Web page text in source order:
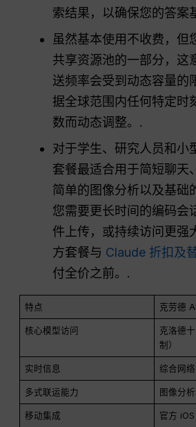
索结果，以确保您的答案
虽然基本使用不收费，但
共享资源池的一部分，这
送频率会受到动态容量的
据全球范围内任何特定时
数而动态调整。.
对于学生、研究人员和小
套餐最适合用于简短聊天
简单的图像分析以及基础
您需要更长时间的编码会
件上传，或持续访问更强
方套餐与 Claude 折扣及
付全价之前。.
特点 克劳德
核心模型访问
克洛德
制）
实时信息 综合网
多式联运能力 图像分
移动集成 官方